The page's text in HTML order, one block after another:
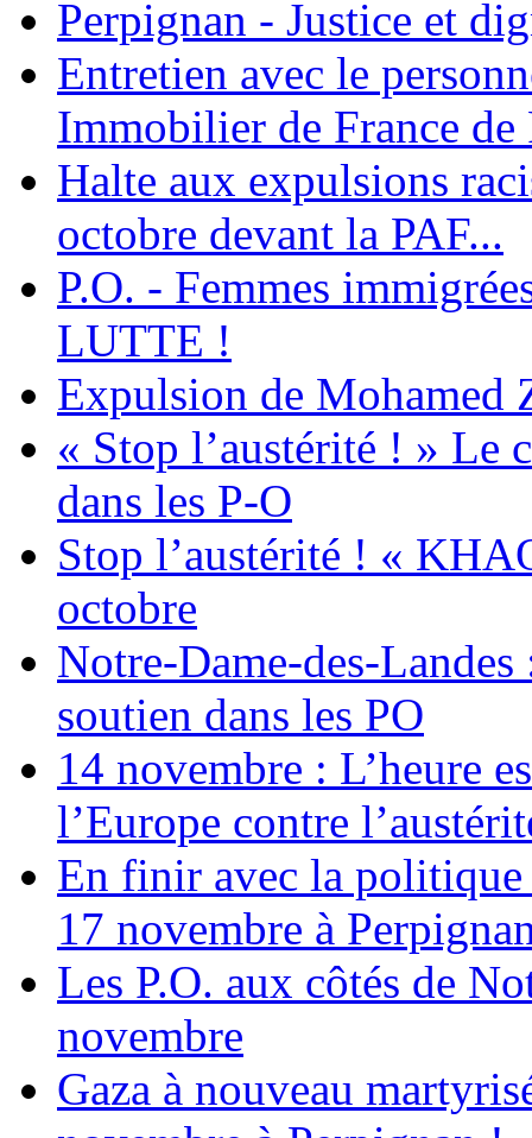
Perpignan - Justice et
Entretien avec le
Immobilier de France de
Halte aux expulsions
octobre devant la PAF...
P.O. - Femmes
LUTTE !
Expulsion de Mohamed
« Stop l’austérité ! » Le
dans les P-O
Stop l’austérité ! «
octobre
Notre-Dame-des-
soutien dans les PO
14 novembre : L’heure
l’Europe contre
En finir avec la politique
17 novembre à
Les P.O. aux côtés de
novembre
Gaza à nouveau